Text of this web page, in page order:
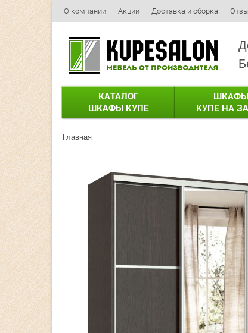
О компании Акции Доставка и сборка
КАТАЛОГ
ШКАФЫ КУПЕ
ШКАФЫ
КУПЕ НА
Главная